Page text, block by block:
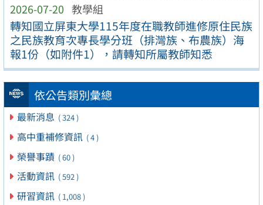
2026-07-20 教學組
轉知國立屏東大學115年度在職教師進修原住民族
之民族教育次專長學分班（排灣族、布農族）海
報1份（如附件1），請轉知所屬教師知悉
依公告類別彙總
最新消息 ( 324 )
高中重補修資訊 ( 4 )
榮譽事蹟 ( 60 )
活動資訊 ( 592 )
研習資訊 ( 1,008 )